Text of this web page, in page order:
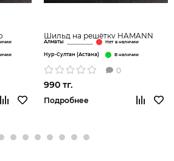
Шильд на решётку HAMANN
Алматы
Нур-Султан (Астана)
0
990 тг.
Подробнее